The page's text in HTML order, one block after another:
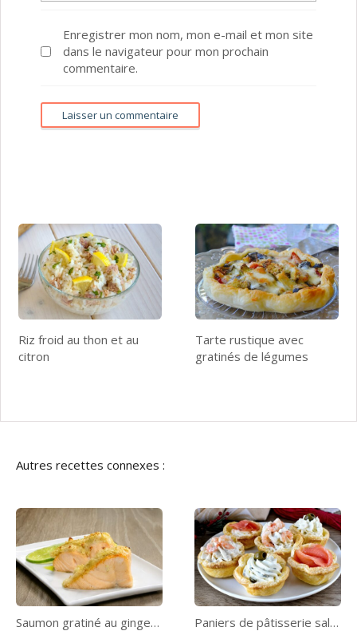
Enregistrer mon nom, mon e-mail et mon site
dans le navigateur pour mon prochain
commentaire.
Riz froid au thon et au
citron
Tarte rustique avec
gratinés de légumes
Autres recettes connexes :
Saumon gratiné au gingembre Paniers de pâtisserie salés